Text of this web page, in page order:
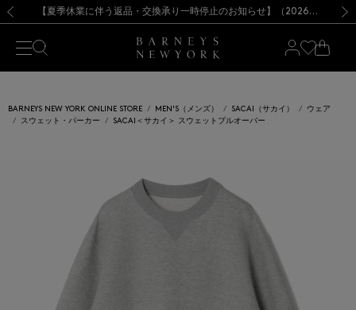
新規登録のお客様も対象！＜MY BARNEYS＞会員のお客様は11,000円（税込）以上のお買上げで常時送料無料！お買い物の際は会員登録を！
【夏季休業に伴う出荷一時停止のお知らせ】(2026.8.7) 【オンラインストア カスタマーセンター夏季休業に関するお知らせ】（2026.8.7）【夏季休業に伴う返品・交換承り一時停止のお知らせ】（2026.8.5）
熊本県を中心とした地震の影響によるお荷物のお届けについて
【開催中】SUMMER SALEのご案内・ご注意事項 新規登録のお客様も対象！＜MY BARNEYS＞会員のお客様は11,000円（税込）以上のお買上げで常時送料無料！お買い物の際は会員登録を！
【夏季休業に伴う出荷一時停止のお知らせ】(2026.8.7)
BARNEYS NEW YORK ONLINE STORE MEN'S（メンズ） SACAI（サカイ）
ウェア
スウェット・パーカー
SACAI＜サカイ＞ スウェットプルオーバー